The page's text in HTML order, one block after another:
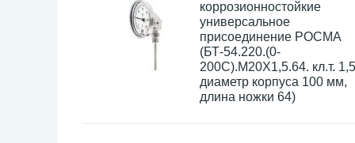
коррозионностойкие
универсальное
присоединение РОСМА
(БТ-54.220.(0-
200С).М20Х1,5.64. кл.т.
диаметр корпуса 100 мм,
длина ножки 64)